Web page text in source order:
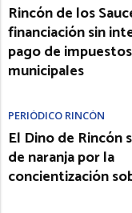
Rincón de los
financiación sin
pago de
municipales
PERIÓDICO RINCÓN
El Dino de Rincón
de naranja por la
concientización